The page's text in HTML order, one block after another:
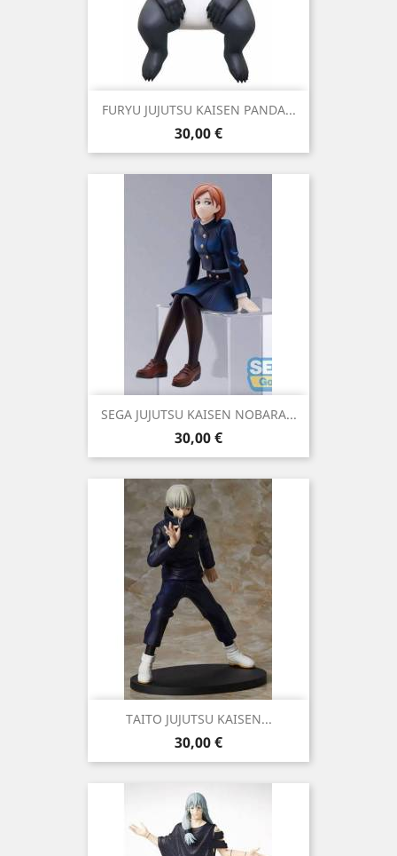
FURYU JUJUTSU KAISEN PANDA...
Precio
30,00 €
SEGA JUJUTSU KAISEN NOBARA...
Precio
30,00 €
TAITO JUJUTSU KAISEN...
Precio
30,00 €